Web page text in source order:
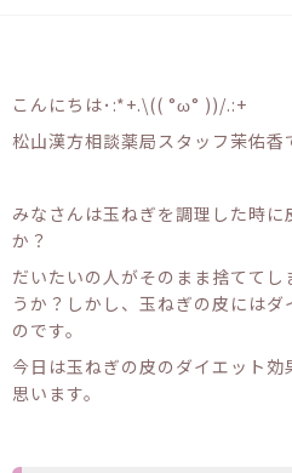
こんにちは･:*+.\(( °ω° ))/.:+
松山漢方相談薬局スタッフ茉佑香
みなさんは玉ねぎを調理した時
か？
だいたいの人がそのまま捨ててし
うか？しかし、玉ねぎの皮には
のです。
今日は玉ねぎの皮のダイエット
思います。